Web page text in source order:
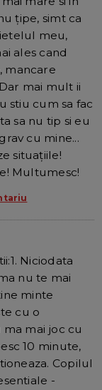
țipe, simt ca
meu,
ales cand
mancare
mai mult ii
stiu cum sa fac
sa nu tip si eu
cu mine...
situațiile!
Multumesc!
Niciodata
nu te mai
minte
cu o
mai joc cu
10 minute,
Copilul
-